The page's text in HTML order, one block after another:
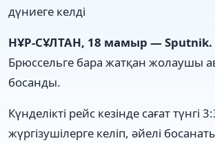
дүниеге келді
НҰР-СҰЛТАН, 18 мамыр — Sputnik.
Брюссельге бара жатқан жолаушы
босанды.
Күнделікті рейс кезінде сағат
жүргізушілерге келіп, әйелі